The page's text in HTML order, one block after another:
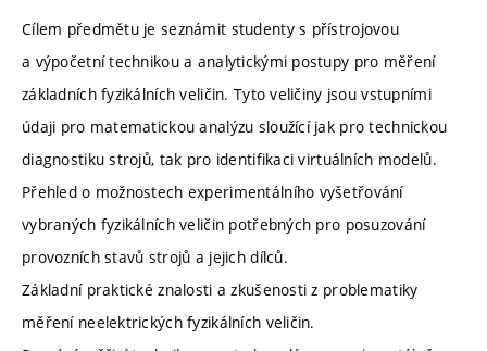
Cílem předmětu je seznámit studenty s přístrojovou
a výpočetní technikou a analytickými postupy pro měření
základních fyzikálních veličin. Tyto veličiny jsou vstupními
údaji pro matematickou analýzu sloužící jak pro technickou
diagnostiku strojů, tak pro identifikaci virtuálních modelů.
Přehled o možnostech experimentálního vyšetřování
vybraných fyzikálních veličin potřebných pro posuzování
provozních stavů strojů a jejich dílců.
Základní praktické znalosti a zkušenosti z problematiky
měření neelektrických fyzikálních veličin.